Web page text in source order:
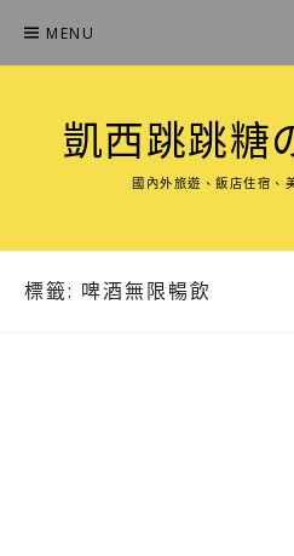
content
MENU
凱西跳跳糖
國內外旅遊、飯店住宿、
標籤: 啤酒無限暢飲